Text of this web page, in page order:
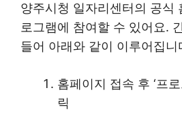
양주시청 일자리센터의 공식
로그램에 참여할 수 있어요.
들어 아래와 같이 이루어집니
홈페이지 접속 후 ‘프
릭